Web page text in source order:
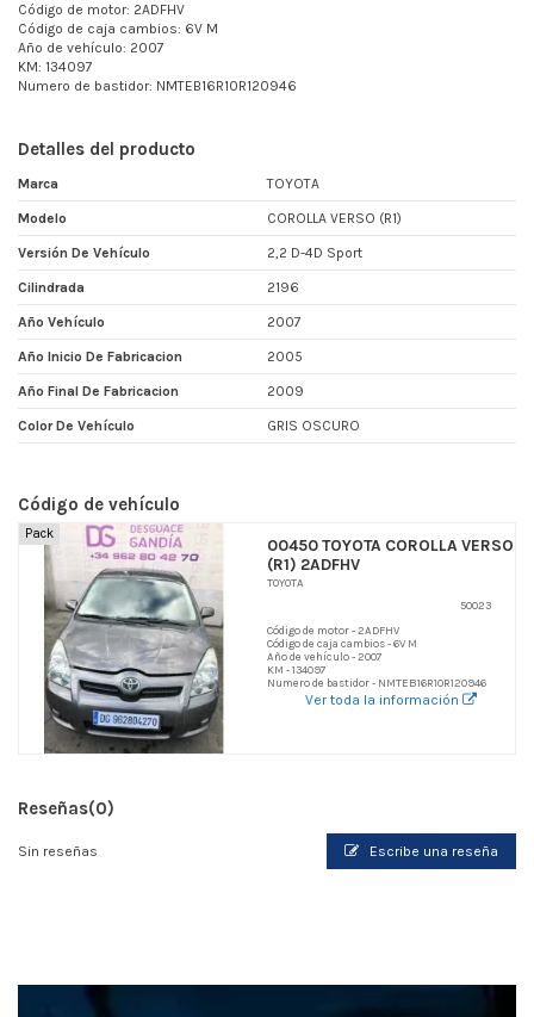
Código de motor: 2ADFHV
Código de caja cambios: 6V M
Año de vehículo: 2007
KM: 134097
Numero de bastidor: NMTEB16R10R120946
Detalles del producto
Marca TOYOTA
Modelo COROLLA VERSO (R1)
Versión De Vehículo 2,2 D-4D Sport
Cilindrada 2196
Año Vehículo 2007
Año Inicio De Fabricacion 2005
Año Final De Fabricacion 2009
Color De Vehículo GRIS OSCURO
Código de vehículo
Pack
00450 TOYOTA COROLLA VERSO
(R1) 2ADFHV
TOYOTA
50023
Código de motor - 2ADFHV
Código de caja cambios - 6V M
Año de vehículo - 2007
KM - 134097
Numero de bastidor - NMTEB16R10R120946
Ver toda la información
Reseñas(0)
Sin reseñas Escribe una reseña